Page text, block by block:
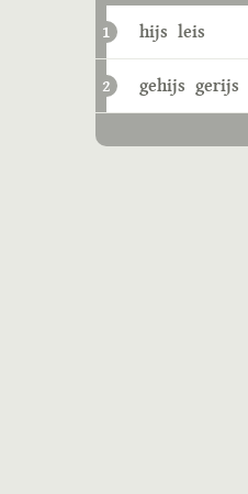
1 hijs leis
2 gehijs gerijs